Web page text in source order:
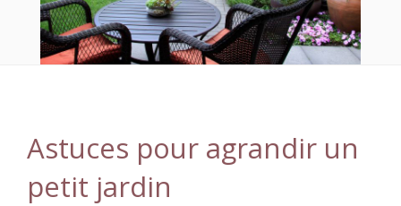
Astuces pour agrandir un
petit jardin